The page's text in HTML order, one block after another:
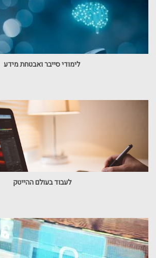
לימודי סייבר ואבטחת מידע
לעבוד בעולם ההייטק